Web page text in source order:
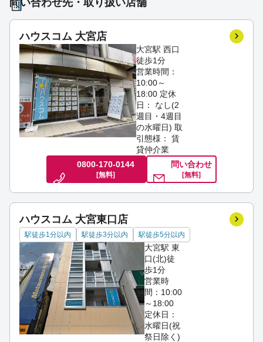
ハウスコム 大宮店
大宮駅 西口
徒歩1分
営業時間：
10:00～
18:00 定休
日： なし(2
週目・4週目
の水曜日) 取
引態様： 賃
貸仲介業
0800-170-0144
[無料]
問い合わせ
[無料]
ハウスコム 大宮東口店
駅徒歩1分以内 駅徒歩3分以内 駅徒歩5分以内
大宮駅 東
口(北)徒
歩1分
営業時
間：10:00
～18:00
定休日：
水曜日(祝
祭日除く)